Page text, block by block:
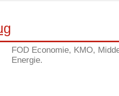
FOD Economie, KMO,
Energie.